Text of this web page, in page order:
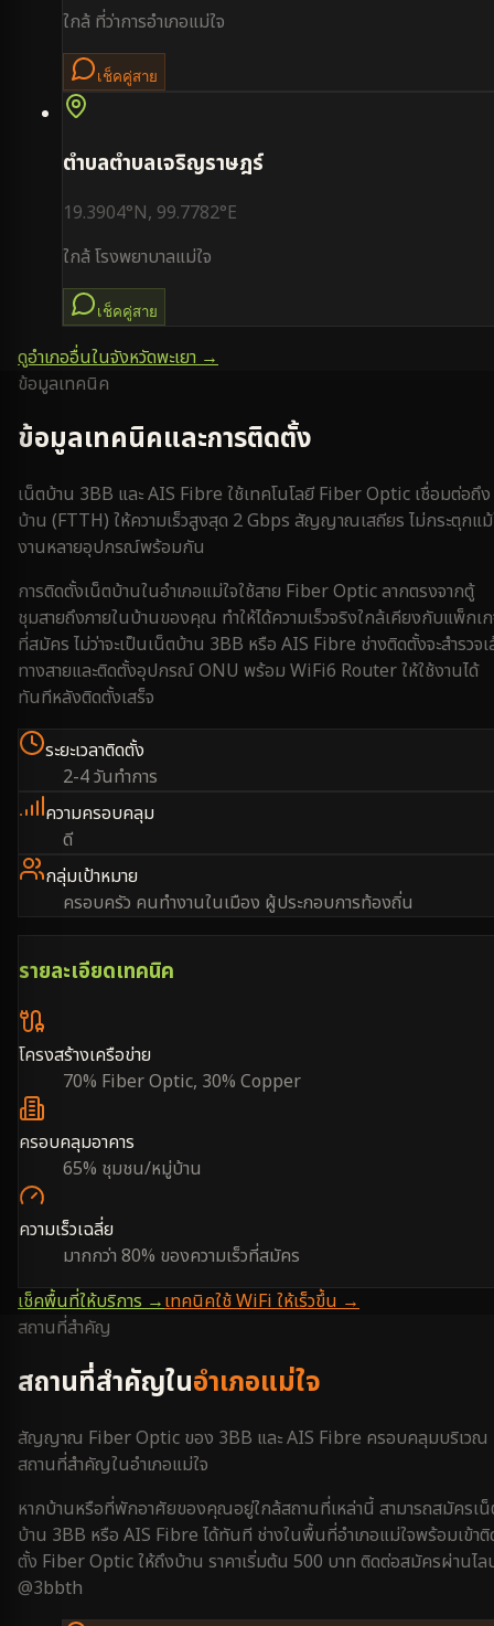
ใกล้ ที่ว่าการอำเภอแม่ใจ
เช็คคู่สาย
ตำบลตำบลเจริญราษฎร์
19.3904°N, 99.7782°E
ใกล้โรงพยาบาลแม่ใจ
เช็คคู่สาย
ดูอำเภออื่นในจังหวัดพะเยา→
ข้อมูลเทคนิค
ข้อมูลเทคนิคและการติดตั้ง
เน็ตบ้าน 3BB และ AIS Fibre ใช้เทคโนโลยี Fiber Optic เชื่อมต่อถึง
บ้าน (FTTH) ให้ความเร็วสูงสุด 2 Gbps สัญญาณเสถียร ไม่กระตุกแ
งานหลายอุปกรณ์พร้อมกัน
การติดตั้งเน็ตบ้านในอำเภอแม่ใจใช้สาย Fiber Optic ลากตรงจากตู้
ชุมสายถึงภายในบ้านของคุณ ทำให้ได้ความเร็วจริงใกล้เคียงกับแพ็กเ
ที่สมัคร ไม่ว่าจะเป็นเน็ตบ้าน 3BB หรือ AIS Fibre ช่างติดตั้งจะสำรวจ
ทางสายและติดตั้งอุปกรณ์ ONU พร้อม WiFi6 Router ให้ใช้งานได้
ทันทีหลังติดตั้งเสร็จ
ระยะเวลาติดตั้ง
2-4 วันทำการ
ความครอบคลุม
ดี
กลุ่มเป้าหมาย
ครอบครัว คนทำงานในเมือง ผู้ประกอบการท้องถิ่น
รายละเอียดเทคนิค
โครงสร้างเครือข่าย
70% Fiber Optic, 30% Copper
ครอบคลุมอาคาร
65% ชุมชน/หมู่บ้าน
ความเร็วเฉลี่ย
มากกว่า 80% ของความเร็วที่สมัคร
เช็คพื้นที่ให้บริการ →เทคนิคใช้ WiFi ให้เร็วขึ้น →
สถานที่สำคัญ
สถานที่สำคัญในอำเภอแม่ใจ
สัญญาณ Fiber Optic ของ 3BB และ AIS Fibre ครอบคลุมบริเวณ
สถานที่สำคัญในอำเภอแม่ใจ
หากบ้านหรือที่พักอาศัยของคุณอยู่ใกล้สถานที่เหล่านี้ สามารถสมัครเ
บ้าน 3BB หรือ AIS Fibre ได้ทันที ช่างในพื้นที่อำเภอแม่ใจพร้อมเข้า
ตั้ง Fiber Optic ให้ถึงบ้าน ราคาเริ่มต้น 500 บาท ติดต่อสมัครผ่านไ
@3bbth